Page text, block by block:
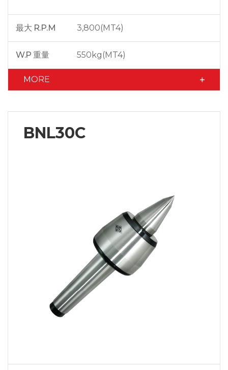
最大 R.P.M 3,800(MT4)
W.P 重量 550kg(MT4)
MORE
BNL30C